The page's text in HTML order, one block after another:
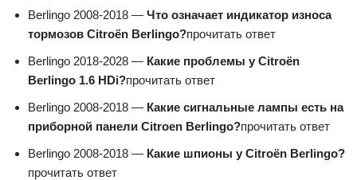
Berlingo 2008-2018 — Что означает индикатор износа
тормозов Citroën Berlingo?прочитать ответ
Berlingo 2018-2028 — Какие проблемы у Citroën
Berlingo 1.6 HDi?прочитать ответ
Berlingo 2008-2018 — Какие сигнальные лампы есть на
приборной панели Citroen Berlingo?прочитать ответ
Berlingo 2008-2018 — Какие шпионы у Citroën Berlingo?
прочитать ответ